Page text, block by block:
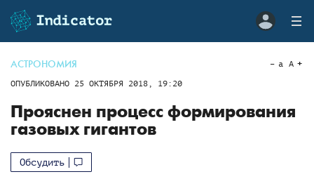
АСТРОНОМИЯ
ОПУБЛИКОВАНО 25 ОКТЯБРЯ 2018, 19:20
a A
Прояснен процесс формирования
газовых гигантов
Обсудить